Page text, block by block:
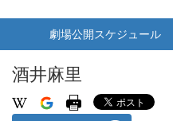
劇場公開スケジュール
酒井麻里